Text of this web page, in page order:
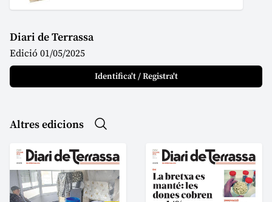
Diari de Terrassa
Edició 01/05/2025
Identifica't / Registra't
Altres edicions